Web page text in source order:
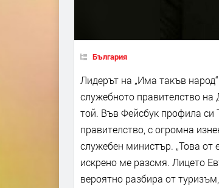
България
Лидерът на „Има такъв
служебното правителство
той. Във Фейсбук профила си
правителство, с огромна
служебен министър. „Това от
искрено ме разсмя. Лицето
вероятно разбира от